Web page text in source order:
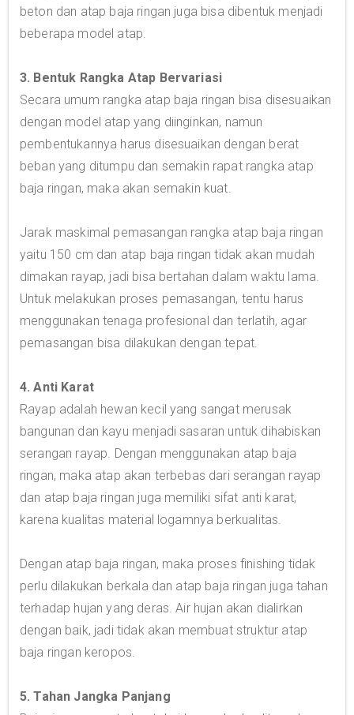
beton dan atap baja ringan juga bisa dibentuk menjadi
beberapa model atap.
3. Bentuk Rangka Atap Bervariasi
Secara umum rangka atap baja ringan bisa disesuaikan
dengan model atap yang diinginkan, namun
pembentukannya harus disesuaikan dengan berat
beban yang ditumpu dan semakin rapat rangka atap
baja ringan, maka akan semakin kuat.
Jarak maskimal pemasangan rangka atap baja ringan
yaitu 150 cm dan atap baja ringan tidak akan mudah
dimakan rayap, jadi bisa bertahan dalam waktu lama.
Untuk melakukan proses pemasangan, tentu harus
menggunakan tenaga profesional dan terlatih, agar
pemasangan bisa dilakukan dengan tepat.
4. Anti Karat
Rayap adalah hewan kecil yang sangat merusak
bangunan dan kayu menjadi sasaran untuk dihabiskan
serangan rayap. Dengan menggunakan atap baja
ringan, maka atap akan terbebas dari serangan rayap
dan atap baja ringan juga memiliki sifat anti karat,
karena kualitas material logamnya berkualitas.
Dengan atap baja ringan, maka proses finishing tidak
perlu dilakukan berkala dan atap baja ringan juga tahan
terhadap hujan yang deras. Air hujan akan dialirkan
dengan baik, jadi tidak akan membuat struktur atap
baja ringan keropos.
5. Tahan Jangka Panjang